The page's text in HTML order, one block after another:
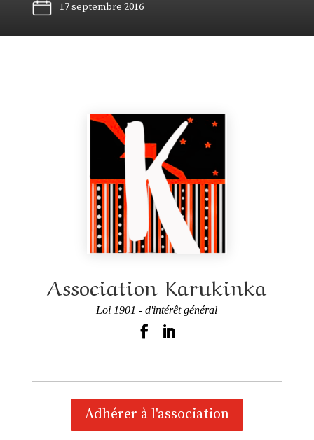
17 septembre 2016
Association Karukinka
Loi 1901 - d'intérêt général
Adhérer à l'association